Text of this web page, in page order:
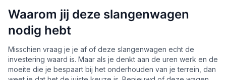
Waarom jij deze slangenwagen
nodig hebt
Misschien vraag je je af of deze slangenwagen echt de
investering waard is. Maar als je denkt aan de uren werk en de
moeite die je bespaart bij het onderhouden van je terrein, dan